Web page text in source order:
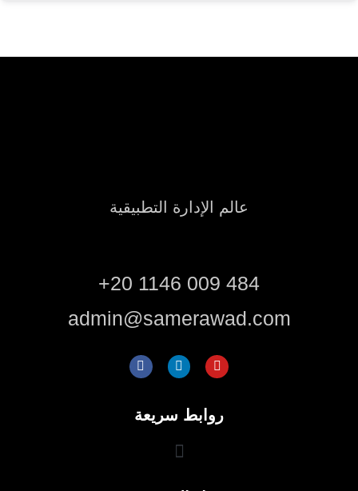
عالم الإدارة التطبيقية
+20 1146 009 484
admin@samerawad.com
روابط سريعة